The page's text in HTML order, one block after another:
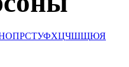
ОПРСТУФХЦЧШЩЮЯ